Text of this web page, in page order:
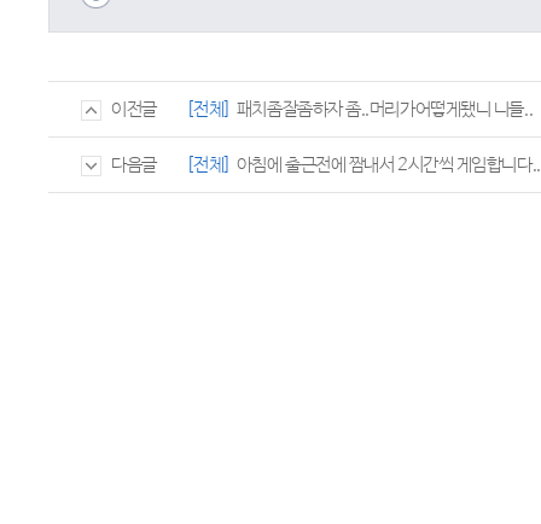
이전글 [전체] 패치좀잘좀하자 좀..머리가어떻게됐니 니들..
다음글 [전체] 아침에 출근전에 짬내서 2시간씩 게임합니다..